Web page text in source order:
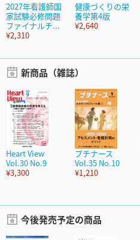
2027年看護師国
家試験必修問題
ファイナルチ...
¥2,310
健康づくりの栄
養学第4版
¥2,640
新商品（雑誌）
Heart View
Vol.30 No.9
¥3,300
プチナース
Vol.35 No.10
¥1,210
今後発売予定の商品